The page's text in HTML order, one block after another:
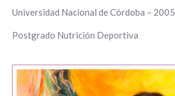
Universidad Nacional de Córdoba – 2005
Postgrado Nutrición Deportiva